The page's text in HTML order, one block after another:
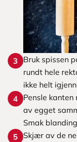
3
Bruk spissen
rundt hele
ikke helt
4 Pensle
av egget
Smak
5
Skjær av de